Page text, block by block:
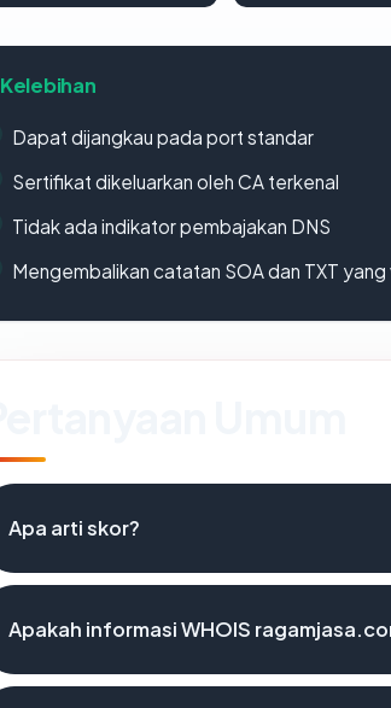
Kelebihan
Dapat dijangkau pada port standar
Sertifikat dikeluarkan oleh CA terkenal
Tidak ada indikator pembajakan DNS
Mengembalikan catatan SOA dan TXT yang
Apa arti skor?
Apakah informasi WHOIS